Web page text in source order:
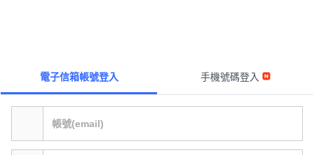
電子信箱帳號登入 手機號碼登入